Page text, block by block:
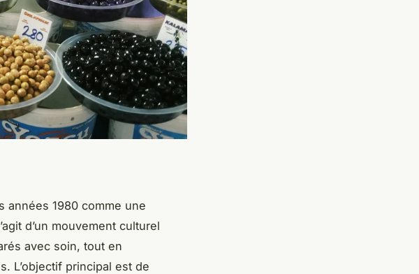
années 1980 comme une
d’un mouvement culturel
avec soin, tout en
L’objectif principal est de